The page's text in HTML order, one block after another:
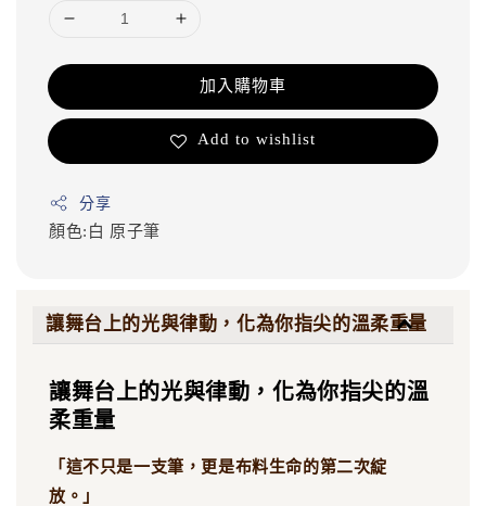
加入購物車
Add to wishlist
分享
顏色:白 原子筆
讓舞台上的光與律動，化為你指尖的溫柔重量
讓舞台上的光與律動，化為你指尖的溫
柔重量
「這不只是一支筆，更是布料生命的第二次綻
放。」